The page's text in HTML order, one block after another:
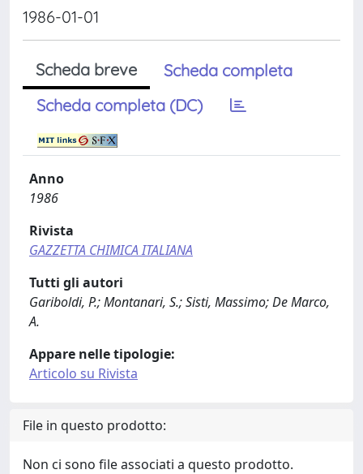
1986-01-01
Scheda breve
Scheda completa
Scheda completa (DC)
Anno
1986
Rivista
GAZZETTA CHIMICA ITALIANA
Tutti gli autori
Gariboldi, P.; Montanari, S.; Sisti, Massimo; De Marco,
A.
Appare nelle tipologie:
Articolo su Rivista
File in questo prodotto:
Non ci sono file associati a questo prodotto.